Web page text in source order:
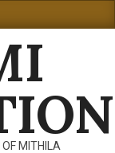
MITHILA